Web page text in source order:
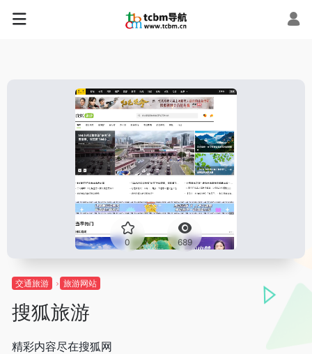
0 689
交通旅游 旅游网站
搜狐旅游
精彩内容尽在搜狐网